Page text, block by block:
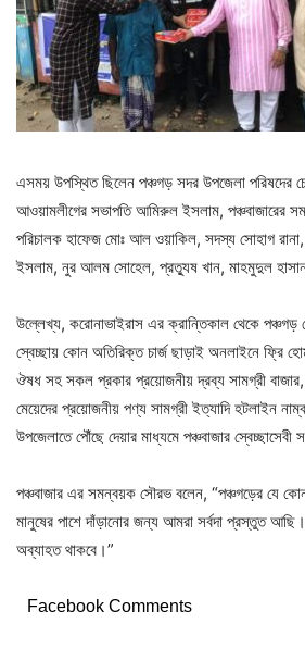
এসময় উপস্থিত ছিলেন পঞ্চগড় সদর উপজেলা পরিষদের
আওয়ামলীগের সভাপতি আমিরুল ইসলাম,
পরিচালক হাফেজ মোঃ আল ওয়াকিল, সদস্য সোহাগ
ইসলাম, নুর আলম সোহেল, প্রত্যুষ খান, মাহমুদুল
উল্লেখ্য, করোনাভাইরাস এর ক্রান্তিকাল থেকে পঞ্চগড়
স্বেচ্ছায় কোন অতিরিক্ত চার্জ ছাড়াই অনলাইনে ফ্রি হোম
ঔষধ সহ সকল প্রকার প্রয়োজনীয় দ্রব্য সামগ্রী বাজার,
মেয়েদের প্রয়োজনীয় পণ্য সামগ্রী ইত্যাদি হটলাইন
উপজেলাতে পৌঁছে দেয়ার মাধ্যমে পঞ্চবাজার
পঞ্চবাজার এর সমন্বয়ক সৌরভ বলেন, “পঞ্চগড়ের যে
মানুষের পাশে দাঁড়ানোর জন্য আমরা সর্বদা প্রস্তুত
অব্যাহত থাকবে।”
Facebook Comments